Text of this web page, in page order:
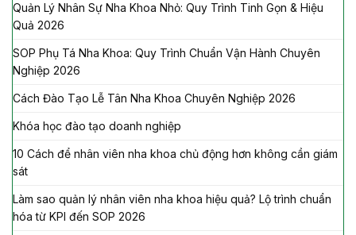
Quản Lý Nhân Sự Nha Khoa Nhỏ: Quy Trình Tinh Gọn & Hiệu
Quả 2026
SOP Phụ Tá Nha Khoa: Quy Trình Chuẩn Vận Hành Chuyên
Nghiệp 2026
Cách Đào Tạo Lễ Tân Nha Khoa Chuyên Nghiệp 2026
Khóa học đào tạo doanh nghiệp
10 Cách để nhân viên nha khoa chủ động hơn không cần giám
sát
Làm sao quản lý nhân viên nha khoa hiệu quả? Lộ trình chuẩn
hóa từ KPI đến SOP 2026